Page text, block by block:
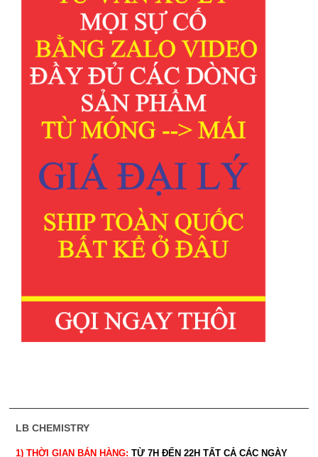
LB CHEMISTRY
1) THỜI GIAN BÁN HÀNG: TỪ 7H ĐẾN 22H TẤT CẢ CÁC NGÀY